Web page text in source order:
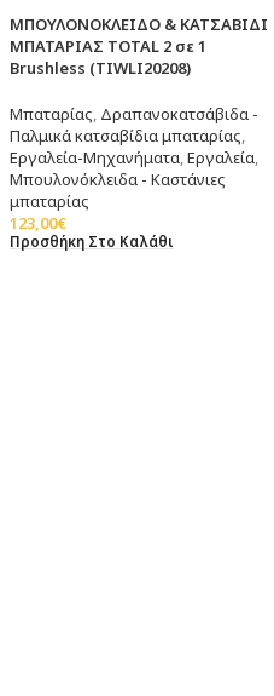
ΜΠΟΥΛΟΝΟΚΛΕΙΔΟ & ΚΑΤΣΑΒΙΔΙ
ΜΠΑΤΑΡΙΑΣ TOTAL 2 σε 1
Brushless (TIWLI20208)
Μπαταρίας Δραπανοκατσάβιδα -
Παλμικά κατσαβίδια μπαταρίας
Εργαλεία-Μηχανήματα Εργαλεία
Μπουλονόκλειδα - Καστάνιες
μπαταρίας
123,00€
Προσθήκη Στο Καλάθι